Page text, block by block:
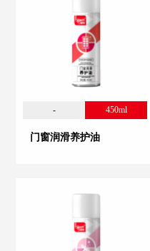
- 450ml
门窗润滑养护油